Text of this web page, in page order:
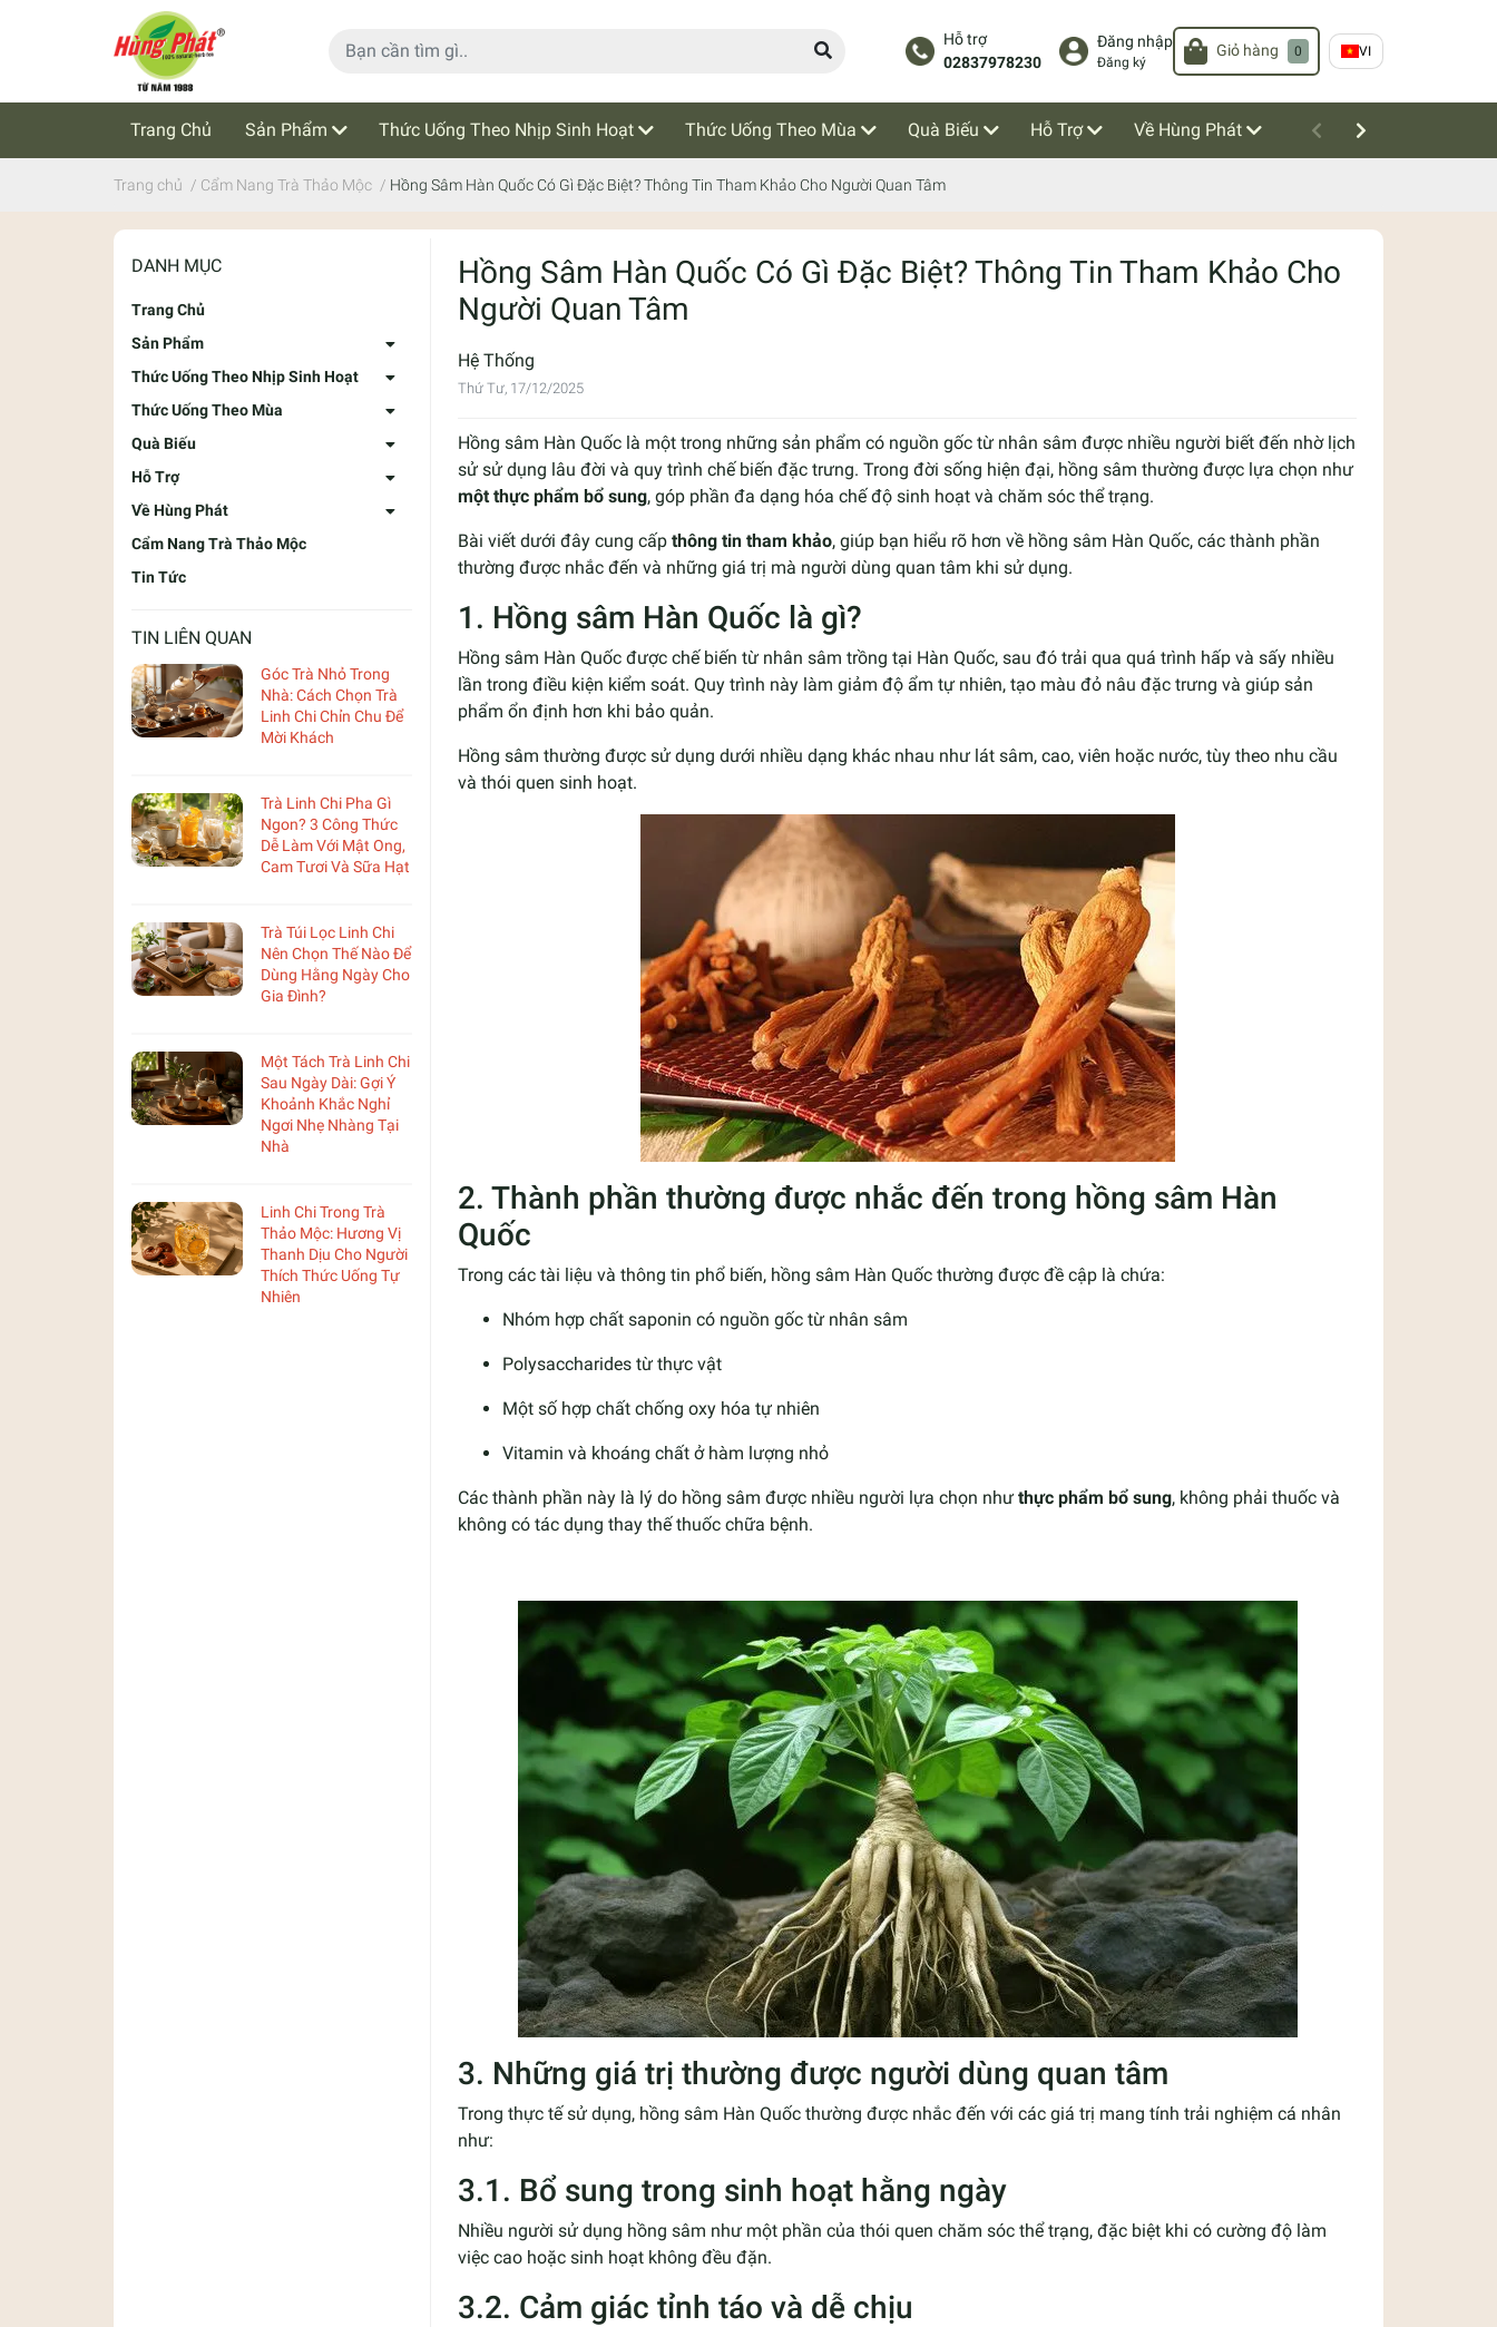
Hỗ trợ
02837978230
Đăng nhập
Đăng ký
Giỏ hàng 0 VI
Trang Chủ Sản Phẩm Thức Uống Theo Nhịp Sinh Hoạt Thức Uống Theo Mùa Quà Biếu Hỗ Trợ Về Hùng Phát
Cẩm Nang Trà Thảo Mộc Tin Tức
Trang chủ / Cẩm Nang Trà Thảo Mộc / Hồng Sâm Hàn Quốc Có Gì Đặc Biệt? Thông Tin Tham Khảo Cho Người Quan Tâm
DANH MỤC
Trang Chủ
Sản Phẩm
Thức Uống Theo Nhịp Sinh Hoạt
Thức Uống Theo Mùa
Quà Biếu
Hỗ Trợ
Về Hùng Phát
Cẩm Nang Trà Thảo Mộc
Tin Tức
TIN LIÊN QUAN
Góc Trà Nhỏ Trong
Nhà: Cách Chọn Trà
Linh Chi Chỉn Chu Để
Mời Khách
Trà Linh Chi Pha Gì
Ngon? 3 Công Thức
Dễ Làm Với Mật Ong,
Cam Tươi Và Sữa Hạt
Trà Túi Lọc Linh Chi
Nên Chọn Thế Nào Để
Dùng Hằng Ngày Cho
Gia Đình?
Một Tách Trà Linh Chi
Sau Ngày Dài: Gợi Ý
Khoảnh Khắc Nghỉ
Ngơi Nhẹ Nhàng Tại
Nhà
Linh Chi Trong Trà
Thảo Mộc: Hương Vị
Thanh Dịu Cho Người
Thích Thức Uống Tự
Nhiên
Hồng Sâm Hàn Quốc Có Gì Đặc Biệt? Thông Tin Tham Khảo Cho
Người Quan Tâm
Hệ Thống
Thứ Tư, 17/12/2025
Hồng sâm Hàn Quốc là một trong những sản phẩm có nguồn gốc từ nhân sâm được nhiều người biết đến nhờ lịch
sử sử dụng lâu đời và quy trình chế biến đặc trưng. Trong đời sống hiện đại, hồng sâm thường được lựa chọn như
một thực phẩm bổ sung, góp phần đa dạng hóa chế độ sinh hoạt và chăm sóc thể trạng.
Bài viết dưới đây cung cấp thông tin tham khảo, giúp bạn hiểu rõ hơn về hồng sâm Hàn Quốc, các thành phần
thường được nhắc đến và những giá trị mà người dùng quan tâm khi sử dụng.
1. Hồng sâm Hàn Quốc là gì?
Hồng sâm Hàn Quốc được chế biến từ nhân sâm trồng tại Hàn Quốc, sau đó trải qua quá trình hấp và sấy nhiều
lần trong điều kiện kiểm soát. Quy trình này làm giảm độ ẩm tự nhiên, tạo màu đỏ nâu đặc trưng và giúp sản
phẩm ổn định hơn khi bảo quản.
Hồng sâm thường được sử dụng dưới nhiều dạng khác nhau như lát sâm, cao, viên hoặc nước, tùy theo nhu cầu
và thói quen sinh hoạt.
2. Thành phần thường được nhắc đến trong hồng sâm Hàn
Quốc
Trong các tài liệu và thông tin phổ biến, hồng sâm Hàn Quốc thường được đề cập là chứa:
Nhóm hợp chất saponin có nguồn gốc từ nhân sâm
Polysaccharides từ thực vật
Một số hợp chất chống oxy hóa tự nhiên
Vitamin và khoáng chất ở hàm lượng nhỏ
Các thành phần này là lý do hồng sâm được nhiều người lựa chọn như thực phẩm bổ sung, không phải thuốc và
không có tác dụng thay thế thuốc chữa bệnh.
3. Những giá trị thường được người dùng quan tâm
Trong thực tế sử dụng, hồng sâm Hàn Quốc thường được nhắc đến với các giá trị mang tính trải nghiệm cá nhân
như:
3.1. Bổ sung trong sinh hoạt hằng ngày
Nhiều người sử dụng hồng sâm như một phần của thói quen chăm sóc thể trạng, đặc biệt khi có cường độ làm
việc cao hoặc sinh hoạt không đều đặn.
3.2. Cảm giác tỉnh táo và dễ chịu